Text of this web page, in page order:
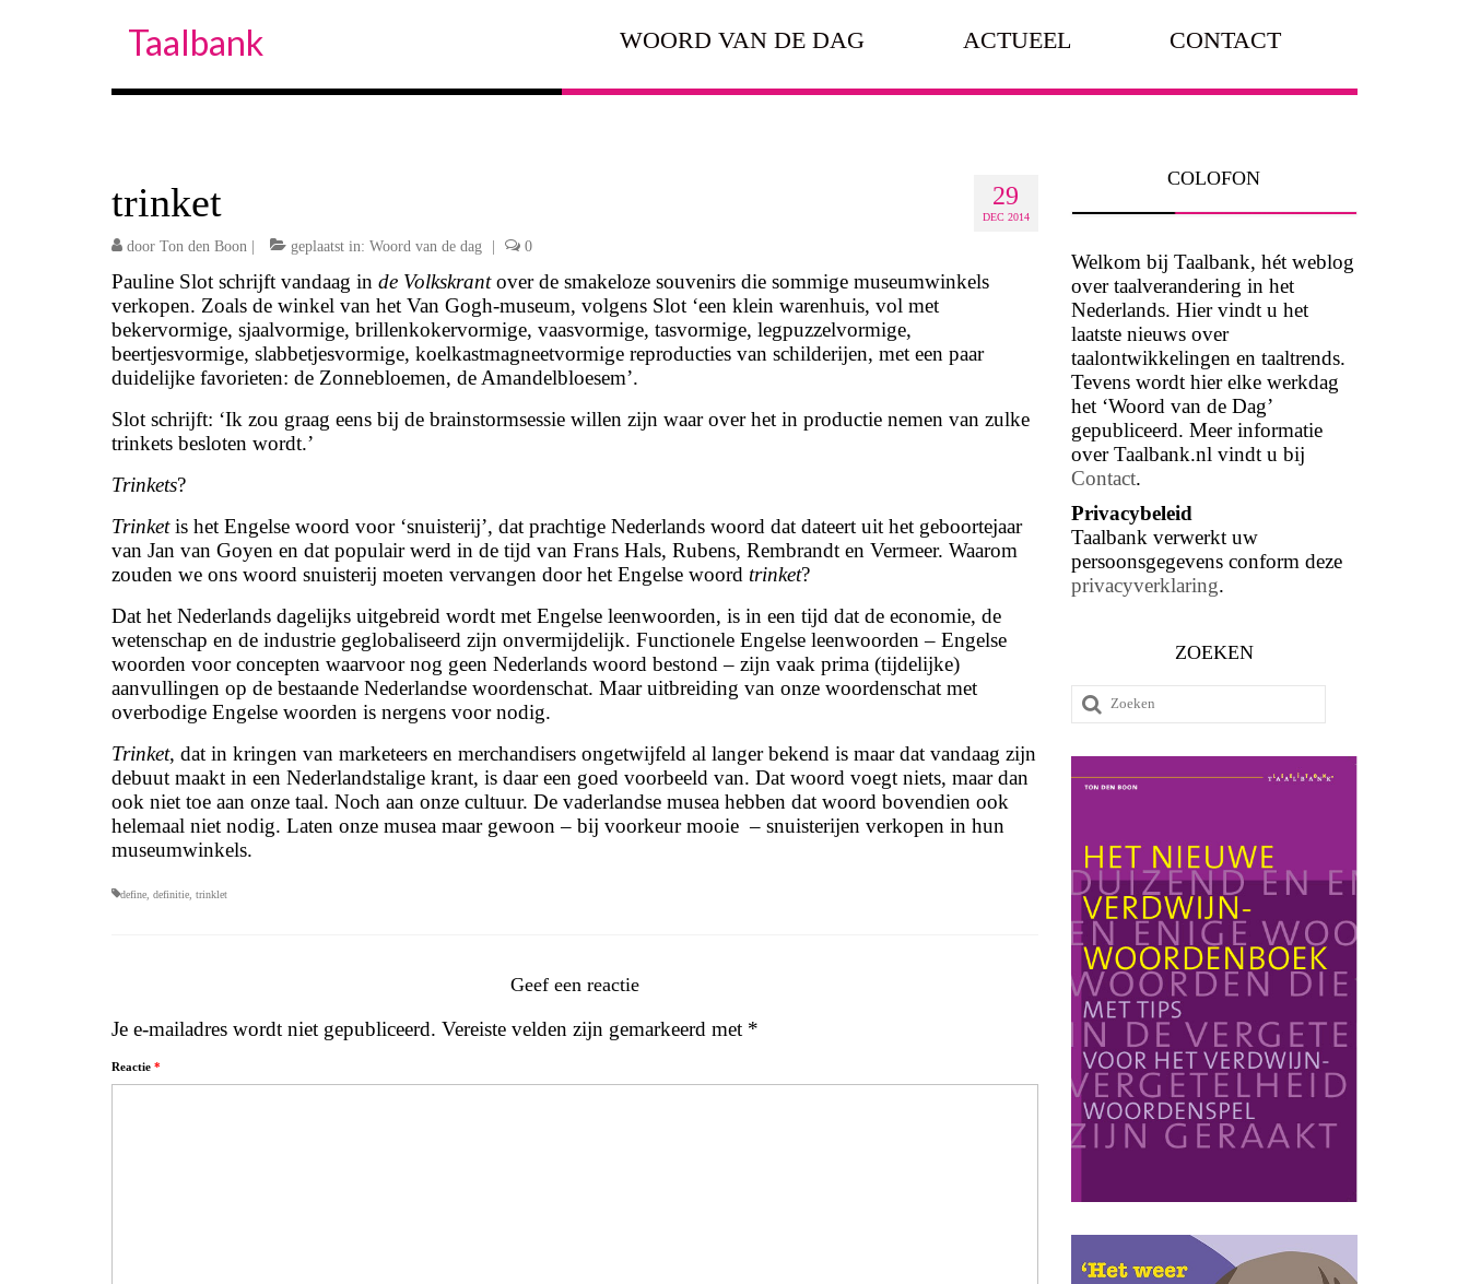
Taalbank WOORD VAN DE DAG ACTUEEL CONTACT
29
DEC 2014
trinket
door Ton den Boon geplaatst in: Woord van de dag 0
Pauline Slot schrijft vandaag in de Volkskrantover de smakeloze souvenirs die sommige museumwinkels
verkopen. Zoals de winkel van het Van Gogh-museum, volgens Slot ‘een klein warenhuis, vol met
bekervormige, sjaalvormige, brillenkokervormige, vaasvormige, tasvormige, legpuzzelvormige,
beertjesvormige, slabbetjesvormige, koelkastmagneetvormige reproducties van schilderijen, met een paar
duidelijke favorieten: de Zonnebloemen, de Amandelbloesem’.
Slot schrijft: ‘Ik zou graag eens bij de brainstormsessie willen zijn waar over het in productie nemen van zulke
trinkets besloten wordt.’
Trinkets?
Trinketis het Engelse woord voor ‘snuisterij’, dat prachtige Nederlands woord dat dateert uit het geboortejaar
van Jan van Goyen en dat populair werd in de tijd van Frans Hals, Rubens, Rembrandt en Vermeer. Waarom
zouden we ons woord snuisterij moeten vervangen door het Engelse woord trinket?
Dat het Nederlands dagelijks uitgebreid wordt met Engelse leenwoorden, is in een tijd dat de economie, de
wetenschap en de industrie geglobaliseerd zijn onvermijdelijk. Functionele Engelse leenwoorden – Engelse
woorden voor concepten waarvoor nog geen Nederlands woord bestond – zijn vaak prima (tijdelijke)
aanvullingen op de bestaande Nederlandse woordenschat. Maar uitbreiding van onze woordenschat met
overbodige Engelse woorden is nergens voor nodig.
Trinket, dat in kringen van marketeers en merchandisers ongetwijfeld al langer bekend is maar dat vandaag zijn
debuut maakt in een Nederlandstalige krant, is daar een goed voorbeeld van. Dat woord voegt niets, maar dan
ook niet toe aan onze taal. Noch aan onze cultuur. De vaderlandse musea hebben dat woord bovendien ook
helemaal niet nodig. Laten onze musea maar gewoon – bij voorkeur mooie – snuisterijen verkopen in hun
museumwinkels.
define definitie trinklet
Geef een reactie
Je e-mailadres wordt niet gepubliceerd. Vereiste velden zijn gemarkeerd met *
Reactie *
COLOFON
Welkom bij Taalbank, hét weblog
over taalverandering in het
Nederlands. Hier vindt u het
laatste nieuws over
taalontwikkelingen en taaltrends.
Tevens wordt hier elke werkdag
het ‘Woord van de Dag’
gepubliceerd. Meer informatie
over Taalbank.nl vindt u bij
Contact.
Privacybeleid
Taalbank verwerkt uw
persoonsgegevens conform deze
privacyverklaring.
ZOEKEN
Zoeken
naar: